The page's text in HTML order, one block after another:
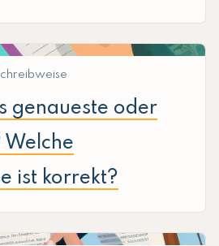
genaueste oder
Welche
ist korrekt?